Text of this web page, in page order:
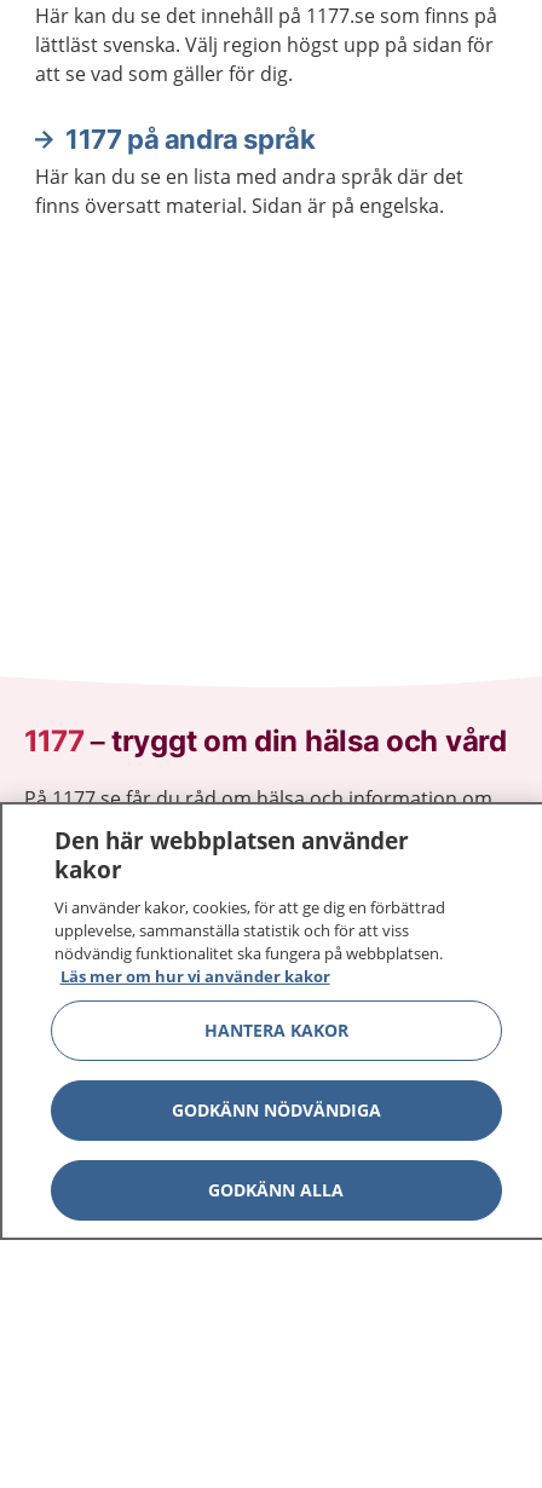
Här kan du se det innehåll på 1177.se som finns på
lättläst svenska. Välj region högst upp på sidan för
att se vad som gäller för dig.
1177 på andra språk
Här kan du se en lista med andra språk där det
finns översatt material. Sidan är på engelska.
1177–tryggt om din hälsa och vård
På 1177.se får du råd om hälsa och information om
sjukdomar och vilka mottagningar du kan kontakta.
Logga in för att läsa din journal och göra dina
vårdärenden. Ring telefonnummer 1177 för
sjukvårdsrådgivning dygnet runt.
1177 ger dig råd när du vill må bättre.
1177 på flera språk Visa
Om 1177 Visa
Kontakt Visa
Den här webbplatsen använder
kakor
Vi använder kakor, cookies, för att ge dig en förbättrad
upplevelse, sammanställa statistik och för att viss
nödvändig funktionalitet ska fungera på webbplatsen.
Läs mer om hur vi använder kakor
HANTERA KAKOR
GODKÄNN NÖDVÄNDIGA
GODKÄNN ALLA